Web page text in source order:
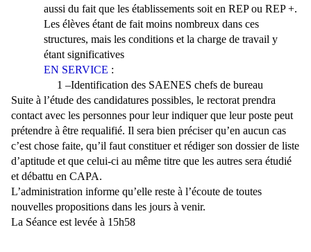
aussi du fait que les établissements soit en REP ou REP +.
Les élèves étant de fait moins nombreux dans ces
structures, mais les conditions et la charge de travail y
étant significatives
EN SERVICE :
1 –Identification des SAENES chefs de bureau
Suite à l’étude des candidatures possibles, le rectorat prendra
contact avec les personnes pour leur indiquer que leur poste peut
prétendre à être requalifié. Il sera bien préciser qu’en aucun cas
c’est chose faite, qu’il faut constituer et rédiger son dossier de liste
d’aptitude et que celui-ci au même titre que les autres sera étudié
et débattu en CAPA.
L’administration informe qu’elle reste à l’écoute de toutes
nouvelles propositions dans les jours à venir.
La Séance est levée à 15h58